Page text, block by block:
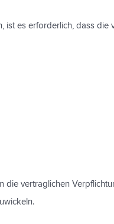
es erforderlich, dass die
die vertraglichen